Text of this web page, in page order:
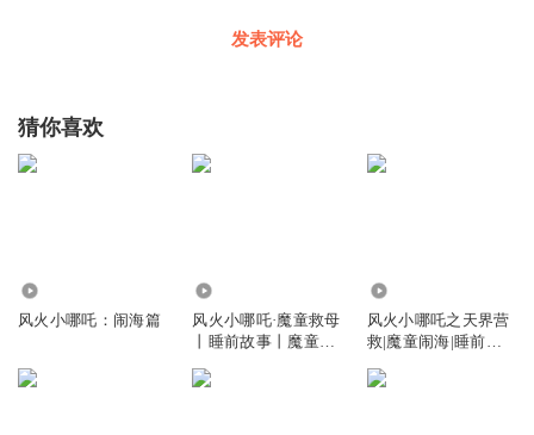
发表评论
猜你喜欢
风火小哪吒：闹海篇
风火小哪吒·魔童救母
丨睡前故事丨魔童闹
风火小哪吒之天界营
救|魔童闹海|睡前故